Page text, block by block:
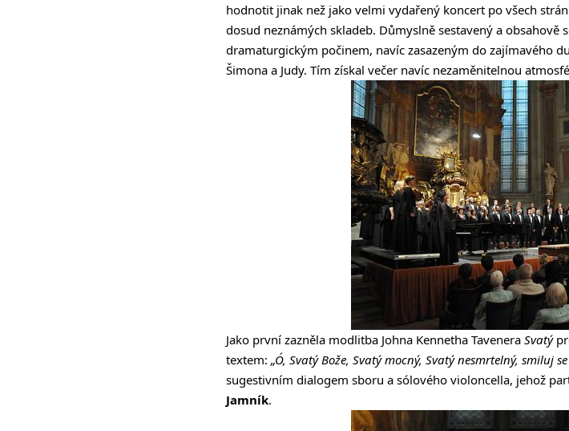
hodnotit jinak než jako velmi vydařený koncert po všech
dosud neznámých skladeb. Důmyslně sestavený a
dramaturgickým počinem, navíc zasazeným do zajímavého
Šimona a Judy. Tím získal večer navíc nezaměnitelnou
Jako první zazněla modlitba Johna Kennetha Tavenera Svatý
textem: „Ó, Svatý Bože, Svatý mocný, Svatý nesmrtelný, smiluj
sugestivním dialogem sboru a sólového violoncella, jehož
Jamník.